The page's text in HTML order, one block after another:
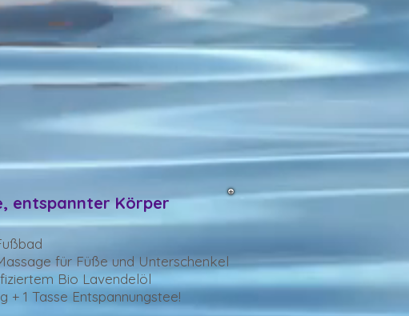
entspannter Körper
für Füße und Unterschenkel
Bio Lavendelöl
+ 1 Tasse Entspannungstee!